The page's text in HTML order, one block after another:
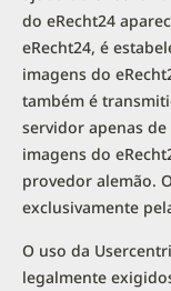
do eRecht24
eRecht24, é
imagens do
também é
servidor apenas
imagens do
provedor alemão.
exclusivamente
O uso da
legalmente